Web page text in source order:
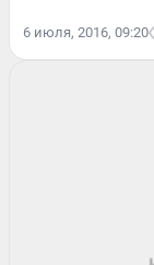
6 июля, 2016, 09:20